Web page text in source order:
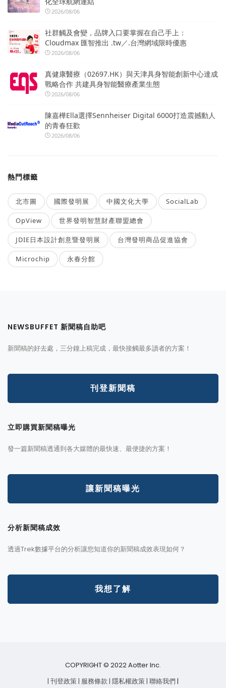
2026/08/06
社群觸及會變，品牌入口要掌握在自己手上：
Cloudmax 匯智推出 .tw／.台灣網域限時優惠
2026/08/06
真健康醫療（02697.HK）與天津具身智能創新中心達成
戰略合作 共建具身智能醫療產業生態
2026/08/06
陳嘉樺Ella選擇Sennheiser Digital 6000打造震撼動人
的青春狂歡
2026/08/06
熱門標籤
北市圖 國際發明展 中國文化大學 SocialLab
OpView 世界發明智慧財產聯盟總會
JDIE日本設計創意暨發明展 台灣發明商品促進協會
Microchip 永春分館
NEWSBUFFET 新聞稿自助吧
新聞稿的好去處，三分鐘上稿完成，最快接觸最多讀者的方案！
刊登新聞稿
立即購買新聞稿曝光
發一篇新聞稿透通到各大媒體的最快速、最便捷的方案！
讓新聞稿曝光
分析新聞稿成效
透過Trek數據平台的分析讓您知道你的新聞稿成效表現如何？
我想了解
COPYRIGHT © 2022 Aotter Inc.
| 刊登政策| 服務條款 | 隱私權政策| 聯絡我們 |